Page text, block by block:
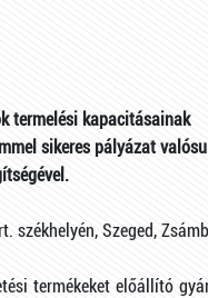
termelési kapacitásainak
sikeres pályázat
székhelyén, Szeged,
termékeket előállító